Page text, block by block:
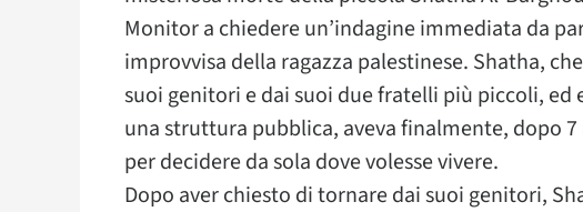
Monitor a chiedere un’indagine immediata da
improvvisa della ragazza palestinese. Shatha,
suoi genitori e dai suoi due fratelli più piccoli,
una struttura pubblica, aveva finalmente, dopo
per decidere da sola dove volesse vivere.
Dopo aver chiesto di tornare dai suoi genitori,